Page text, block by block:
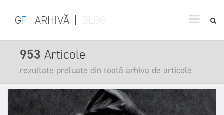
GF ARHIVĂ
953 Articole
rezultate preluate din toată arhiva de articole